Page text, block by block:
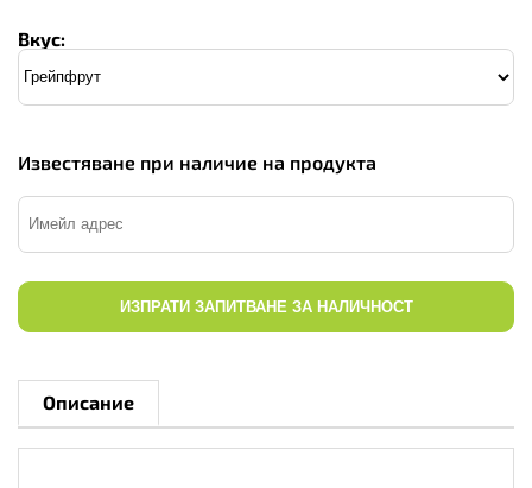
Вкус:
Известяване при наличие на продукта
ИЗПРАТИ ЗАПИТВАНЕ ЗА НАЛИЧНОСТ
Описание